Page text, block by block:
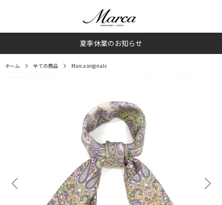
夏季休業のお知らせ
ホーム 全ての商品 Marca originals